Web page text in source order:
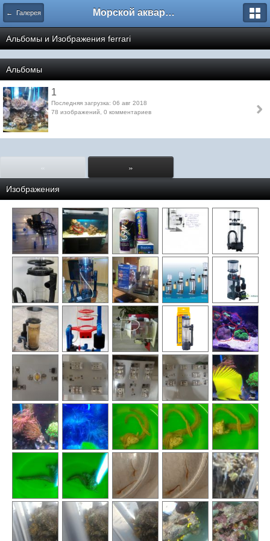
← Галерея Морской аквариум. Форумы ReefCentral.ru
Альбомы и Изображения ferrari
Альбомы
1
Последняя загрузка: 06 авг 2018
78 изображений, 0 комментариев
»
Изображения